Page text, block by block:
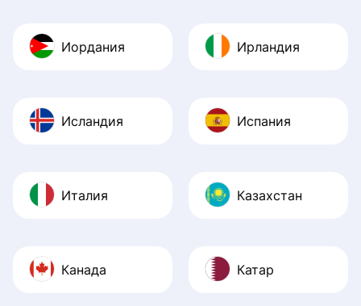
Иордания Ирландия
Исландия Испания
Италия Казахстан
Канада Катар